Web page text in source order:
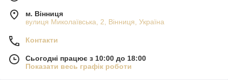
м. Вінниця
вулиця Миколаївська, 2, Вінниця, Україна
Контакти
Сьогодні працює з 10:00 до 18:00
Показати весь графік роботи